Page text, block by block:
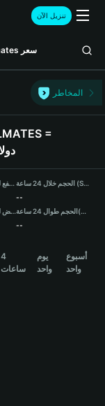
تنزيل الآن
سعر
المخاطر
مرتفع لمدة 24 ساعة
منخفض لمدة 24 ساعة
الحجم خلال 24 ساعة (S◎LMATES)
--
الحجم طوال 24 ساعة(USDT)
--
4
ساعات
يوم
واحد
أسبوع
واحد